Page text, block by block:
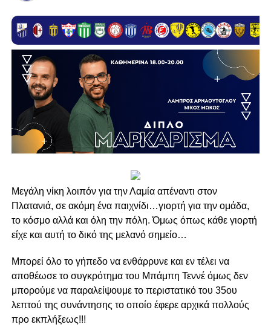
Mεγάλη νίκη λοιπόν για την Λαμία απέναντι στον
Πλατανιά, σε ακόμη ένα παιχνίδι…γιορτή για την ομάδα,
το κόσμο αλλά και όλη την πόλη. Όμως όπως κάθε γιορτή
είχε και αυτή το δικό της μελανό σημείο…
Μπορεί όλο το γήπεδο να ενθάρρυνε και εν τέλει να
αποθέωσε το συγκρότημα του Μπάμπη Τεννέ όμως δεν
μπορούμε να παραλείψουμε το περιστατικό του 35ου
λεπτού της συνάντησης το οποίο έφερε αρχικά πολλούς
προ εκπλήξεως!!!